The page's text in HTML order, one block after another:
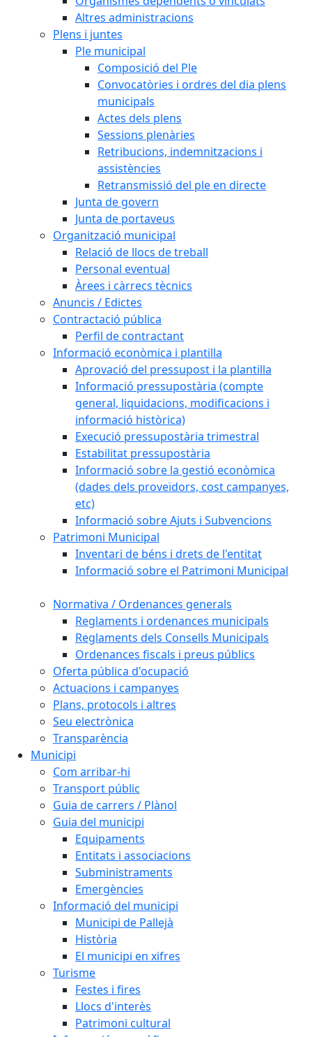
Altres administracions
Plens i juntes
Ple municipal
Composició del Ple
Convocatòries i ordres del dia plens
municipals
Actes dels plens
Sessions plenàries
Retribucions, indemnitzacions i
assistències
Retransmissió del ple en directe
Junta de govern
Junta de portaveus
Organització municipal
Relació de llocs de treball
Personal eventual
Àrees i càrrecs tècnics
Anuncis / Edictes
Contractació pública
Perfil de contractant
Informació econòmica i plantilla
Aprovació del pressupost i la plantilla
Informació pressupostària (compte
general, liquidacions, modificacions i
informació històrica)
Execució pressupostària trimestral
Estabilitat pressupostària
Informació sobre la gestió econòmica
(dades dels proveïdors, cost campanyes,
etc)
Informació sobre Ajuts i Subvencions
Patrimoni Municipal
Inventari de béns i drets de l'entitat
Informació sobre el Patrimoni Municipal
Normativa / Ordenances generals
Reglaments i ordenances municipals
Reglaments dels Consells Municipals
Ordenances fiscals i preus públics
Oferta pública d'ocupació
Actuacions i campanyes
Plans, protocols i altres
Seu electrònica
Transparència
Municipi
Com arribar-hi
Transport públic
Guia de carrers / Plànol
Guia del municipi
Equipaments
Entitats i associacions
Subministraments
Emergències
Informació del municipi
Municipi de Pallejà
Història
El municipi en xifres
Turisme
Festes i fires
Llocs d'interès
Patrimoni cultural